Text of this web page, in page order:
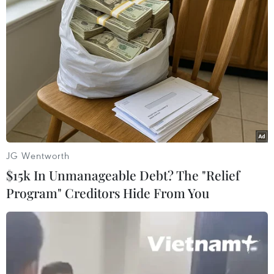
trong việc điều trị và tỷ lệ tử vong cao.
Lãnh đạo Bộ Y tế và các bên ký kết bản ghi nhớ hợp tác. (Ảnh:
Chuyển đổi số vì sức khỏe phổi" là sáng kiến
JG Wentworth
$15k In Unmanageable Debt? The "Relief
Program" Creditors Hide From You